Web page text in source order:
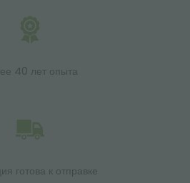
40 лет опыта
готова к отправке